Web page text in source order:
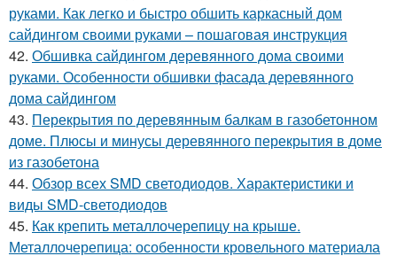
руками. Как легко и быстро обшить каркасный дом
сайдингом своими руками – пошаговая инструкция
42. Обшивка сайдингом деревянного дома своими
руками. Особенности обшивки фасада деревянного
дома сайдингом
43. Перекрытия по деревянным балкам в газобетонном
доме. Плюсы и минусы деревянного перекрытия в доме
из газобетона
44. Обзор всех SMD светодиодов. Характеристики и
виды SMD-светодиодов
45. Как крепить металлочерепицу на крыше.
Металлочерепица: особенности кровельного материала